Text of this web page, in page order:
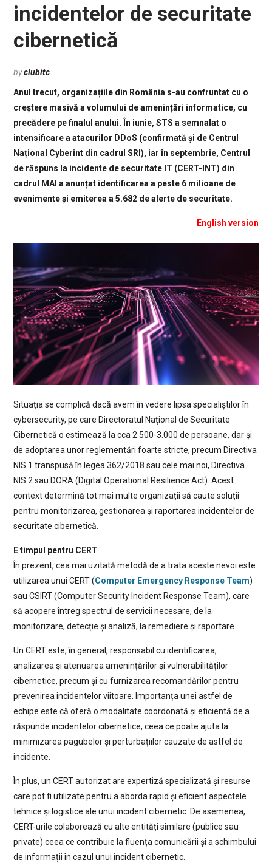
incidentelor de securitate
cibernetică
byclubitc
Anul trecut, organizațiile din România s-au confruntat cu o
creștere masivă a volumului de amenințări informatice, cu
precădere pe finalul anului. În iunie, STS a semnalat o
intensificare a atacurilor DDoS (confirmată și de Centrul
Național Cyberint din cadrul SRI), iar în septembrie, Centrul
de răspuns la incidente de securitate IT (CERT-INT) din
cadrul MAI a anunțat identificarea a peste 6 milioane de
evenimente și emiterea a 5.682 de alerte de securitate.
English version
Situația se complică dacă avem în vedere lipsa specialiștilor în
cybersecurity, pe care Directoratul Naţional de Securitate
Cibernetică o estimează la cca 2.500-3.000 de persoane, dar și
de adoptarea unor reglementări foarte stricte, precum Directiva
NIS 1 transpusă în legea 362/2018 sau cele mai noi, Directiva
NIS 2 sau DORA (Digital Operational Resilience Act). Acest
context determină tot mai multe organizații să caute soluții
pentru monitorizarea, gestionarea și raportarea incidentelor de
securitate cibernetică.
E timpul pentru CERT
În prezent, cea mai uzitată metodă de a trata aceste nevoi este
utilizarea unui CERT (Computer Emergency Response Team)
sau CSIRT (Computer Security Incident Response Team), care
să acopere întreg spectrul de servicii necesare, de la
monitorizare, detecție și analiză, la remediere și raportare.
Un CERT este, în general, responsabil cu identificarea,
analizarea și atenuarea amenințărilor și vulnerabilităților
cibernetice, precum și cu furnizarea recomandărilor pentru
prevenirea incidentelor viitoare. Importanța unei astfel de
echipe este că oferă o modalitate coordonată și eficientă de a
răspunde incidentelor cibernetice, ceea ce poate ajuta la
minimizarea pagubelor și perturbațiilor cauzate de astfel de
incidente.
În plus, un CERT autorizat are expertiză specializată și resurse
care pot fi utilizate pentru a aborda rapid și eficient aspectele
tehnice și logistice ale unui incident cibernetic. De asemenea,
CERT-urile colaborează cu alte entități similare (publice sau
private) ceea ce contribuie la fluența comunicării și a schimbului
de informații în cazul unui incident cibernetic.